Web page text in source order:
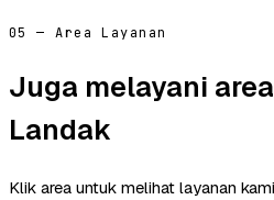
05 — Area Layanan
Juga melayani
Landak
Klik area untuk melihat layanan